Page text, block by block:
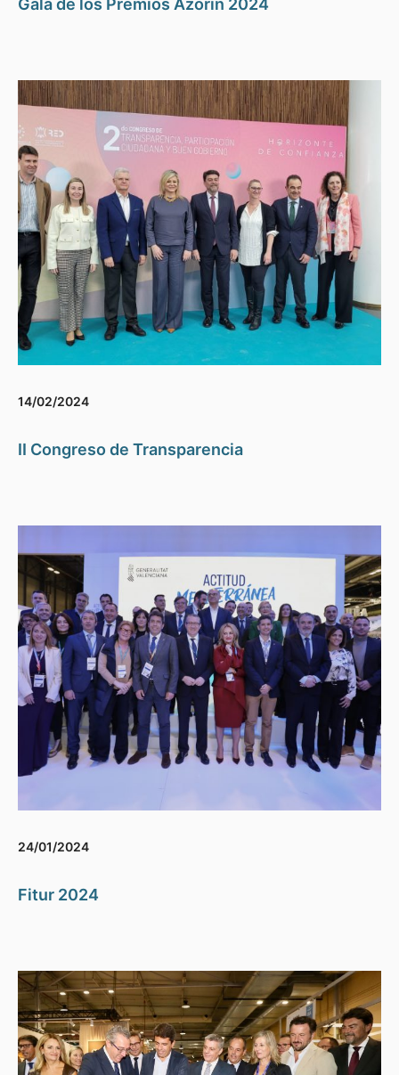
Gala de los Premios Azorín 2024
14/02/2024
II Congreso de Transparencia
24/01/2024
Fitur 2024